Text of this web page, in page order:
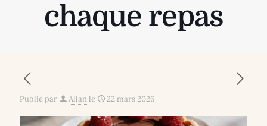
chaque repas
Publié par Allan le 22 mars 2026